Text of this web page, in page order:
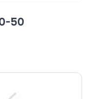
50